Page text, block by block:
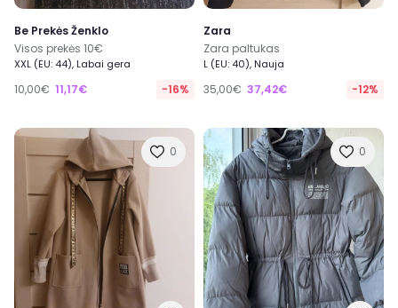
Be Prekės Ženklo
Visos prekės 10€
XXL (EU: 44), Labai gera
10,00€ 11,17€ -16%
Zara
Zara paltukas
L (EU: 40), Nauja
35,00€ 37,42€ -12%
0 0